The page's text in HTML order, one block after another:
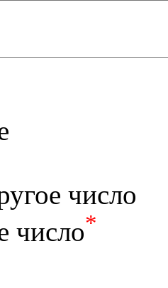
число
число*